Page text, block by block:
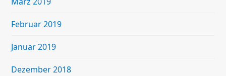
Februar 2019
Januar 2019
Dezember 2018